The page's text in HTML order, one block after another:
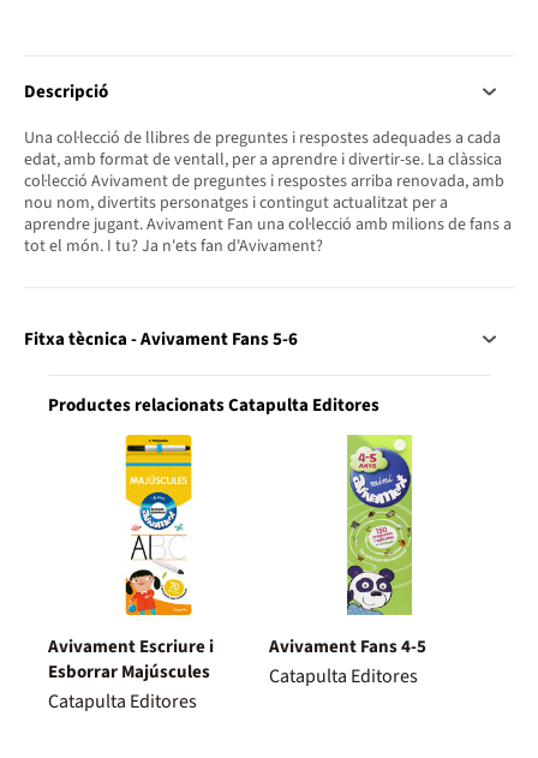
Descripció
Una col·lecció de llibres de preguntes i respostes adequades a cada
edat, amb format de ventall, per a aprendre i divertir-se. La clàssica
col·lecció Avivament de preguntes i respostes arriba renovada, amb
nou nom, divertits personatges i contingut actualitzat per a
aprendre jugant. Avivament Fan una col·lecció amb milions de fans a
tot el món. I tu? Ja n'ets fan d'Avivament?
Fitxa tècnica - Avivament Fans 5-6
Productes relacionats Catapulta Editores
Avivament Escriure i
Esborrar Majúscules
Catapulta Editores
Avivament Fans 4-5
Catapulta Editores